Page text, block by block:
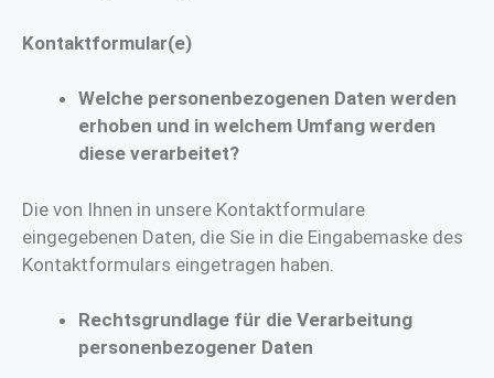
Kontaktformular(e)
Welche personenbezogenen Daten werden
erhoben und in welchem Umfang werden
diese verarbeitet?
Die von Ihnen in unsere Kontaktformulare
eingegebenen Daten, die Sie in die Eingabemaske des
Kontaktformulars eingetragen haben.
Rechtsgrundlage für die Verarbeitung
personenbezogener Daten